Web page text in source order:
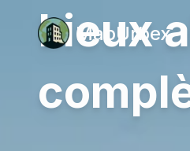
MapUrbex
Lieux